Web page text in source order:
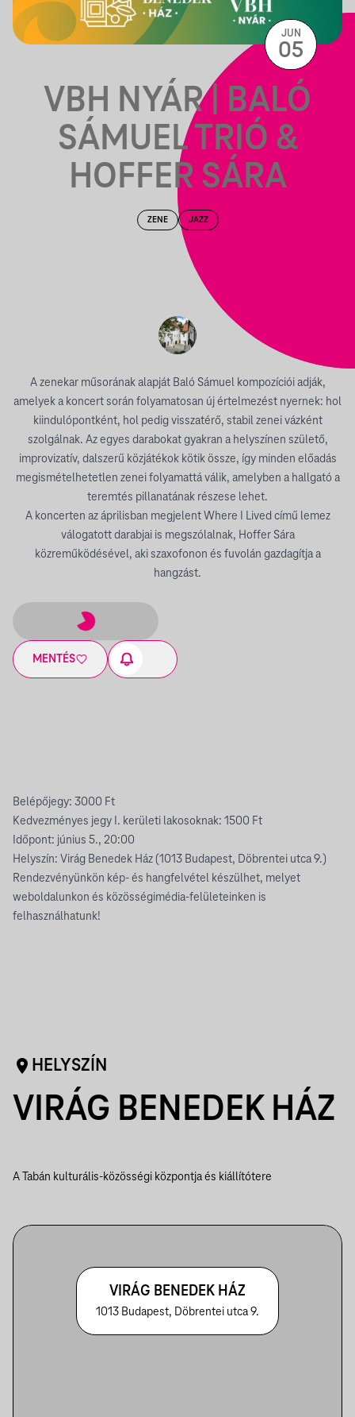
VBH NYÁR | BALÓ
SÁMUEL TRIÓ &
HOFFER SÁRA
ZENE JAZZ
A zenekar műsorának alapját Baló Sámuel kompozíciói adják,
amelyek a koncert során folyamatosan új értelmezést nyernek: hol
kiindulópontként, hol pedig visszatérő, stabil zenei vázként
szolgálnak. Az egyes darabokat gyakran a helyszínen születő,
improvizatív, dalszerű közjátékok kötik össze, így minden előadás
megismételhetetlen zenei folyamattá válik, amelyben a hallgató a
teremtés pillanatának részese lehet.
A koncerten az áprilisban megjelent Where I Lived című lemez
válogatott darabjai is megszólalnak, Hoffer Sára
közreműködésével, aki szaxofonon és fuvolán gazdagítja a
hangzást.
MENTÉS
JUN
05
Belépőjegy: 3000 Ft
Kedvezményes jegy I. kerületi lakosoknak: 1500 Ft
Időpont: június 5., 20:00
Helyszín: Virág Benedek Ház (1013 Budapest, Döbrentei utca 9.)
Rendezvényünkön kép- és hangfelvétel készülhet, melyet
weboldalunkon és közösségimédia-felületeinken is
felhasználhatunk!
HELYSZÍN
VIRÁG BENEDEK HÁZ
A Tabán kulturális-közösségi központja és kiállítótere
VIRÁG BENEDEK HÁZ
1013 Budapest, Döbrentei utca 9.